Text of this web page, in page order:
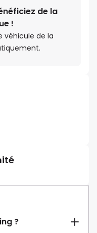
de la
!
véhicule de la
?